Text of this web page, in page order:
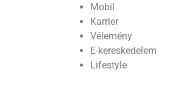
Mobil
Karrier
Vélemény
E-kereskedelem
Lifestyle